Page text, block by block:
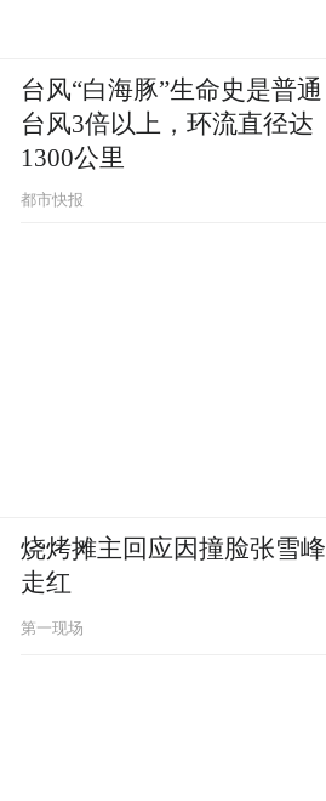
台风“白海豚”生命史是普通
台风3倍以上，环流直径达
1300公里
都市快报
烧烤摊主回应因撞脸张雪峰
走红
第一现场